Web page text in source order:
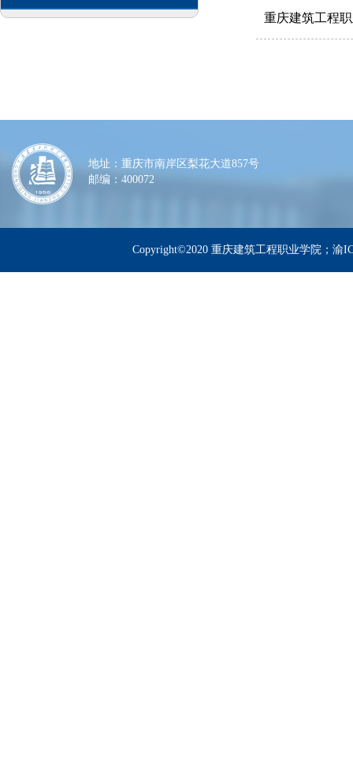
重庆建筑工程
地址：重庆市南岸区梨花大道857号
邮编：400072
Copyright©2020 重庆建筑工程职业学院；渝